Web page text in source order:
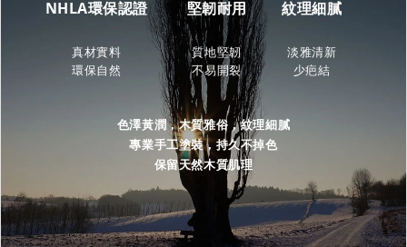
NHLA環保認證 堅韌耐用 紋理細膩
真材實料
環保自然
質地堅韌
不易開裂
淡雅清新
少疤結
色澤黃潤，木質雅俗，紋理細膩
專業手工塗裝，持久不掉色
保留天然木質肌理